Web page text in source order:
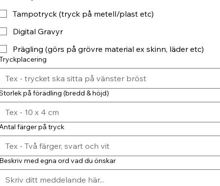
Tampotryck (tryck på metell/plast etc)
Digital Gravyr
Prägling (görs på grövre material ex skinn, läder etc)
på förädling (bredd & höjd)
färger på tryck
med egna ord vad du önskar